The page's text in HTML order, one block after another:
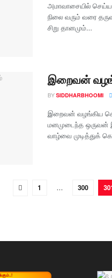
அமாவாசையில்
நிலை வரும் வரை
சிறு தானமும்...
இறைவன்
BY SIDDHARBHOOMI
இறைவன் வழங்கிய
மனமுடைந்த ஒருவன்
வாழ்வை முடித்துக்
1 … 300